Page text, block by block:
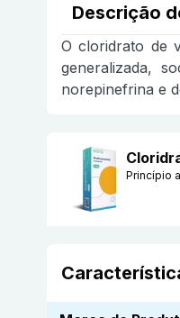
Descrição
O cloridrato de
generalizada,
norepinefrina e
Princípio